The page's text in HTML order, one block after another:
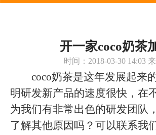
开一家coco奶
时间：2018-03-30 14:03
coco奶茶是这年发展起来
明研发新产品的速度很快，在
为我们有非常出色的研发团队
了解其他原因吗？可以联系我